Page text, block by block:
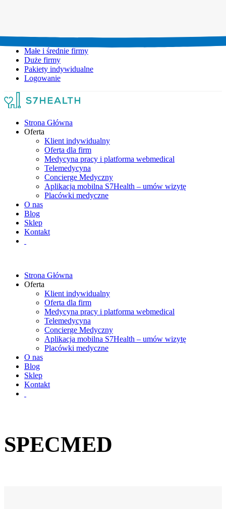
Małe i średnie firmy
Duże firmy
Pakiety indywidualne
Logowanie
Strona Główna
Oferta
Klient indywidualny
Oferta dla firm
Medycyna pracy i platforma webmedical
Telemedycyna
Concierge Medyczny
Aplikacja mobilna S7Health – umów wizytę
Placówki medyczne
O nas
Blog
Sklep
Kontakt
Strona Główna
Oferta
Klient indywidualny
Oferta dla firm
Medycyna pracy i platforma webmedical
Telemedycyna
Concierge Medyczny
Aplikacja mobilna S7Health – umów wizytę
Placówki medyczne
O nas
Blog
Sklep
Kontakt
SPECMED